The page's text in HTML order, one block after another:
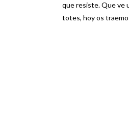
que resiste. Que ve
totes, hoy os